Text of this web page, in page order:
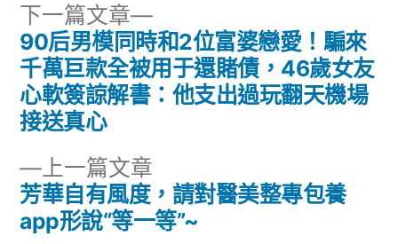
文
章
導
覽 上一篇文章
一
篇
芳華自有風度，請對醫美整專包養
app形說“等一等”~
下一篇文章
下
一
篇
文
90后男模同時和2位富婆戀愛！騙來
千萬巨款全被用于還賭債，46歲女友
心軟簽諒解書：他支出過玩翻天機場
接送真心